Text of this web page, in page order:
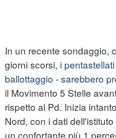
In un recente sondaggio,
giorni scorsi, i
ballottaggio - sarebbero
il Movimento 5 Stelle
rispetto al Pd. Inizia
Nord, con i dati
un confortante più 1